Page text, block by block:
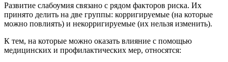
Развитие слабоумия связано с рядом факторов риска. Их
принято делить на две группы: корригируемые (на которые
можно повлиять) и некорригируемые (их нельзя изменить).
К тем, на которые можно оказать влияние с помощью
медицинских и профилактических мер, относятся: